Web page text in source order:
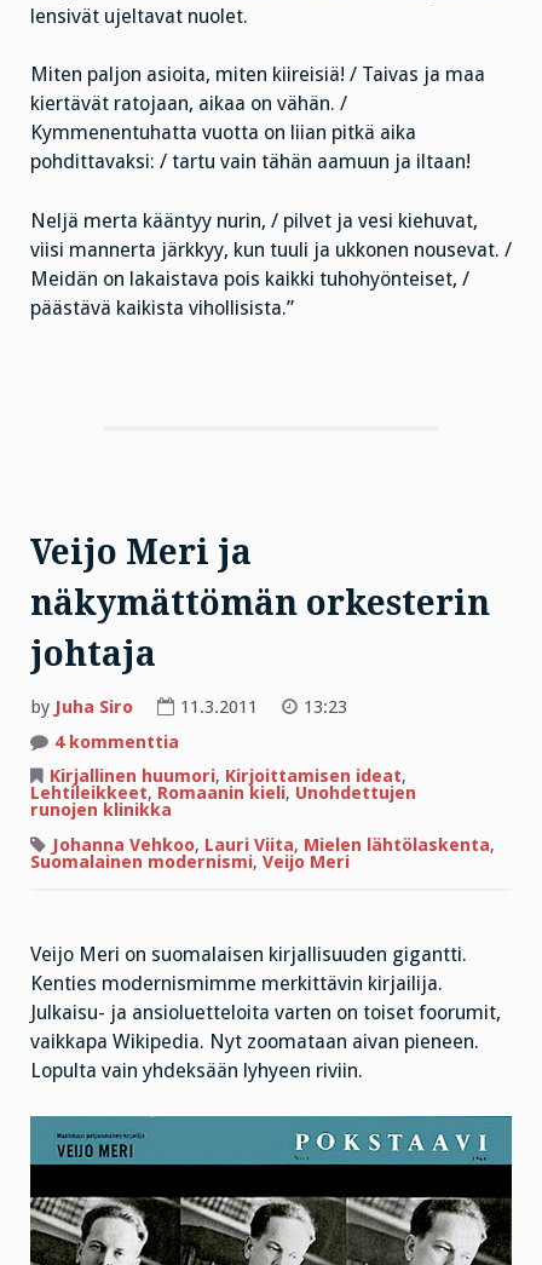
lensivät ujeltavat nuolet.
Miten paljon asioita, miten kiireisiä! / Taivas ja maa
kiertävät ratojaan, aikaa on vähän. /
Kymmenentuhatta vuotta on liian pitkä aika
pohdittavaksi: / tartu vain tähän aamuun ja iltaan!
Neljä merta kääntyy nurin, / pilvet ja vesi kiehuvat,
viisi mannerta järkkyy, kun tuuli ja ukkonen nousevat. /
Meidän on lakaistava pois kaikki tuhohyönteiset, /
päästävä kaikista vihollisista.”
Veijo Meri ja
näkymättömän orkesterin
johtaja
by Juha Siro 11.3.2011
13:23
4 kommenttia
Meri
ja
näkymättömän
johtaja
Kirjallinen huumori, Kirjoittamisen ideat,
Lehtileikkeet, Romaanin kieli, Unohdettujen
runojen klinikka
Johanna Vehkoo, Lauri Viita, Mielen lähtölaskenta,
Suomalainen modernismi, Veijo Meri
Veijo Meri on suomalaisen kirjallisuuden gigantti.
Kenties modernismimme merkittävin kirjailija.
Julkaisu- ja ansioluetteloita varten on toiset foorumit,
vaikkapa Wikipedia. Nyt zoomataan aivan pieneen.
Lopulta vain yhdeksään lyhyeen riviin.